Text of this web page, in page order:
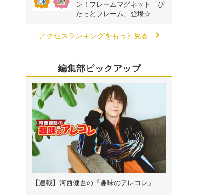
ン！フレームマグネット「ぴ
たっとフレーム」登場☆
アクセスランキングをもっと見る
編集部ピックアップ
【連載】河西健吾の『趣味のアレコレ』